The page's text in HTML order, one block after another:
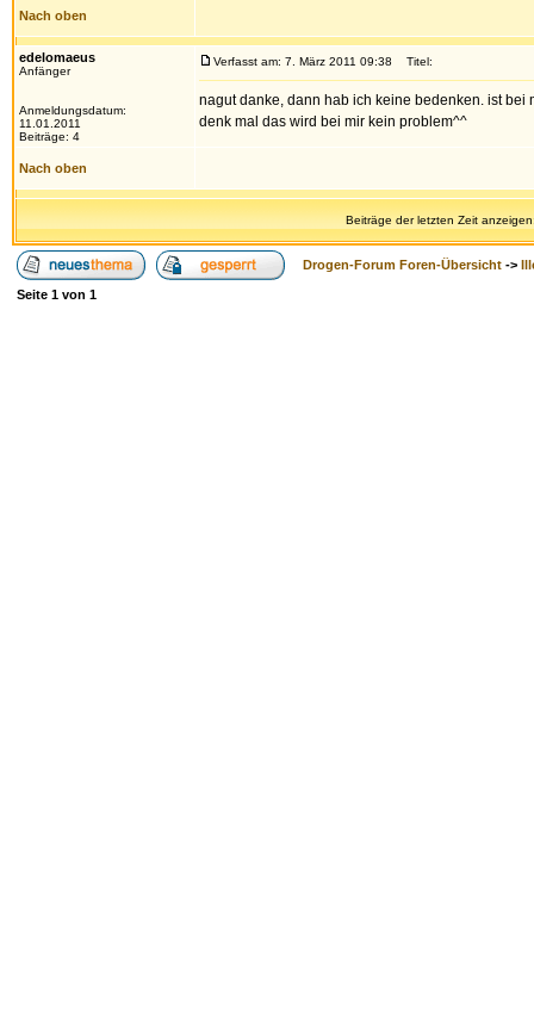
Nach oben
edelomaeus
Anfänger
Anmeldungsdatum:
11.01.2011
Beiträge: 4
Verfasst am: 7. März 2011 09:38 Titel:
nagut danke, dann hab ich keine bedenken. ist
denk mal das wird bei mir kein problem^^
Nach oben
Beiträge der letzten Zeit
Drogen-Forum Foren-Übersicht ->
Seite 1 von 1